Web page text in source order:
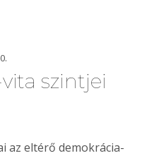
szintjei
az eltérő demokrácia-